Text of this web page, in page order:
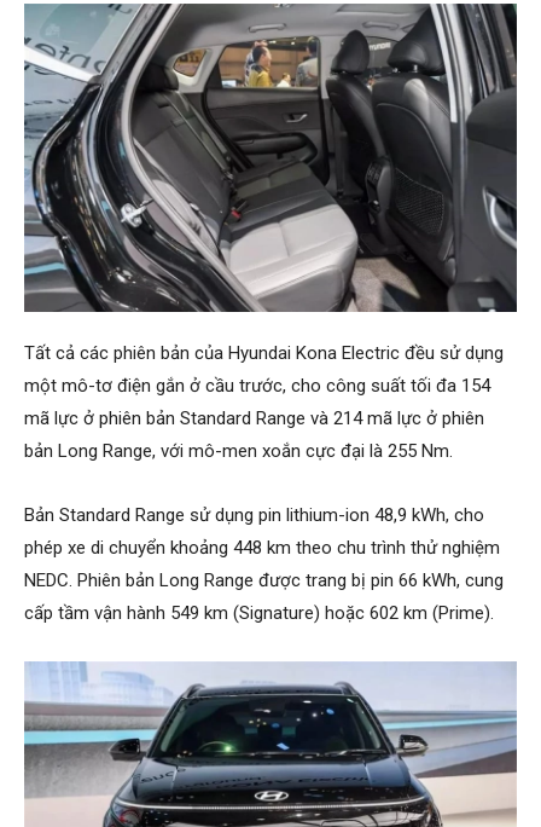
Tất cả các phiên bản của Hyundai Kona Electric đều sử dụng
một mô-tơ điện gắn ở cầu trước, cho công suất tối đa 154
mã lực ở phiên bản Standard Range và 214 mã lực ở phiên
bản Long Range, với mô-men xoắn cực đại là 255 Nm.
Bản Standard Range sử dụng pin lithium-ion 48,9 kWh, cho
phép xe di chuyển khoảng 448 km theo chu trình thử nghiệm
NEDC. Phiên bản Long Range được trang bị pin 66 kWh, cung
cấp tầm vận hành 549 km (Signature) hoặc 602 km (Prime).